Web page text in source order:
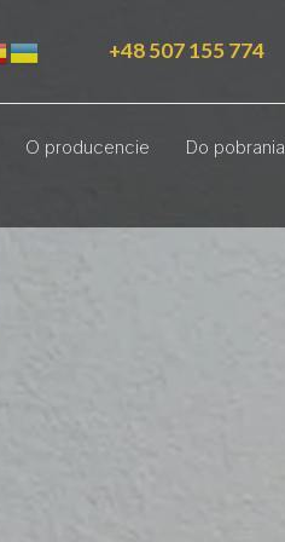
+48 507 155 774
O producencie Do pobrania